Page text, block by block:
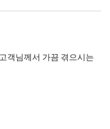
객님께서 가끔 겪으시는